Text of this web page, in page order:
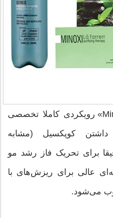
برند لافارر با سری «Minoxi» رویکردی کاملا تخصصی
کوپکسیل (مشابه
برای تحریک فاز رشد مو
عالی برای ریزش‌های با
می‌شود.